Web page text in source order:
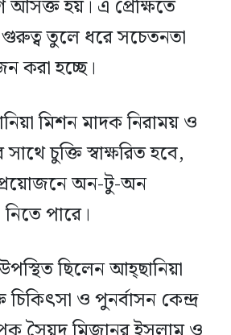
আসক্ত হয়। এ প্রেক্ষিতে
গুরুত্ব তুলে ধরে সচেতনতা
করা হচ্ছে।
মিশন মাদক নিরাময় ও
চুক্তি স্বাক্ষরিত হবে,
প্রয়োজনে অন-টু-অন
পারে।
ছিলেন আহ্ছানিয়া
ও পুনর্বাসন কেন্দ্র